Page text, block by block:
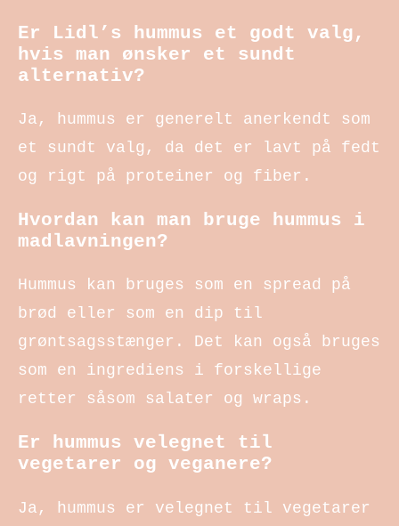
Er Lidl’s hummus et godt valg,
hvis man ønsker et sundt
alternativ?
Ja, hummus er generelt anerkendt som
et sundt valg, da det er lavt på fedt
og rigt på proteiner og fiber.
Hvordan kan man bruge hummus i
madlavningen?
Hummus kan bruges som en spread på
brød eller som en dip til
grøntsagsstænger. Det kan også bruges
som en ingrediens i forskellige
retter såsom salater og wraps.
Er hummus velegnet til
vegetarer og veganere?
Ja, hummus er velegnet til vegetarer